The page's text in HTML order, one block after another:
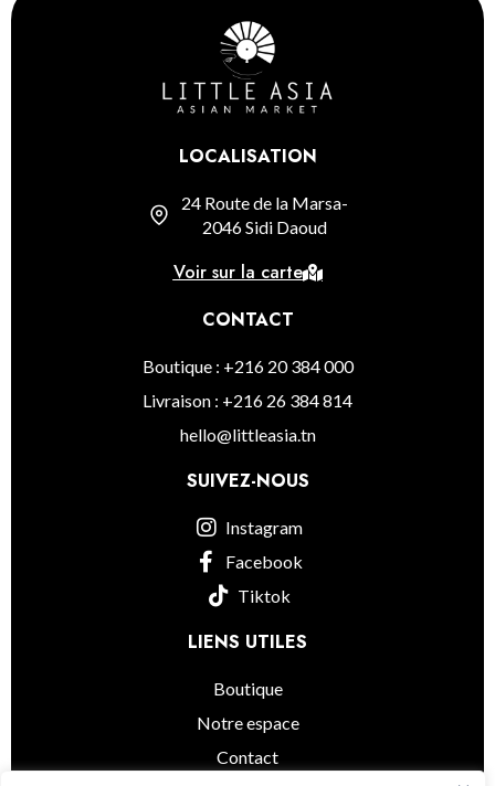
LOCALISATION
24 Route de la Marsa-
2046 Sidi Daoud
Voir sur la carte
CONTACT
Boutique : +216 20 384 000
Livraison : +216 26 384 814
hello@littleasia.tn
SUIVEZ-NOUS
Instagram
Facebook
Tiktok
LIENS UTILES
Boutique
Notre espace
Contact